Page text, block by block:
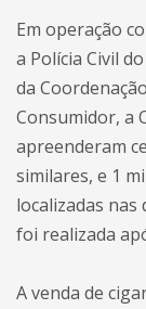
Em operação
a Polícia Civil
da
Consumidor, a
apreenderam
similares, e 1
localizadas nas
foi realizada
A venda de